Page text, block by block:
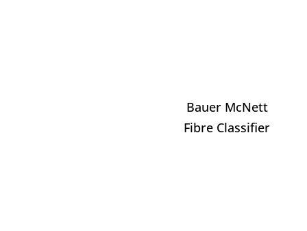
Bauer McNett
Fibre Classifier